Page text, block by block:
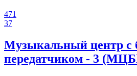
471
37
Музыкальный центр с
передатчиком - 3